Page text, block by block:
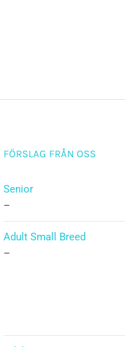
FÖRSLAG FRÅN OSS
Senior
–
Adult Small Breed
–